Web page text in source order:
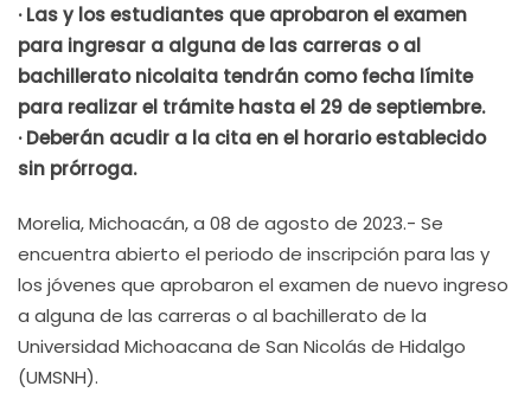
· Las y los estudiantes que aprobaron el examen
para ingresar a alguna de las carreras o al
bachillerato nicolaita tendrán como fecha límite
para realizar el trámite hasta el 29 de septiembre.
· Deberán acudir a la cita en el horario establecido
sin prórroga.
Morelia, Michoacán, a 08 de agosto de 2023.- Se
encuentra abierto el periodo de inscripción para las y
los jóvenes que aprobaron el examen de nuevo ingreso
a alguna de las carreras o al bachillerato de la
Universidad Michoacana de San Nicolás de Hidalgo
(UMSNH).